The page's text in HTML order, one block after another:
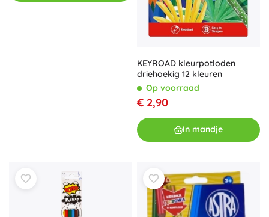
KEYROAD kleurpotloden
driehoekig 12 kleuren
Op voorraad
€ 2,90
In mandje